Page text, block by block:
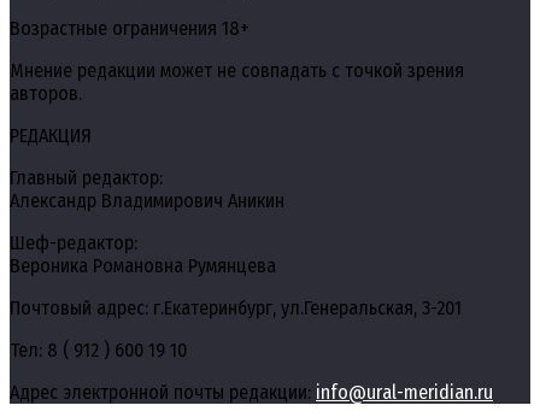
Возрастные ограничения 18+
Мнение редакции может не совпадать с точкой зрения
авторов.
РЕДАКЦИЯ
Главный редактор:
Александр Владимирович Аникин
Шеф-редактор:
Вероника Романовна Румянцева
Почтовый адрес: г.Екатеринбург, ул.Генеральская, 3-201
Тел: 8 ( 912 ) 600 19 10
Адрес электронной почты редакции: info@ural-meridian.ru